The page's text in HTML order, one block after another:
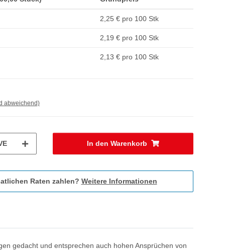
2,25 € pro 100 Stk
2,19 € pro 100 Stk
2,13 € pro 100 Stk
abweichend)
In den Warenkorb
Raten zahlen? Weitere Informationen
gedacht und entsprechen auch hohen Ansprüchen von